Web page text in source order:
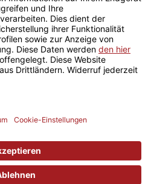
gesetzl. Mehrwertsteuer
Händler-Login
Über uns
und Zahlungsbedingungen